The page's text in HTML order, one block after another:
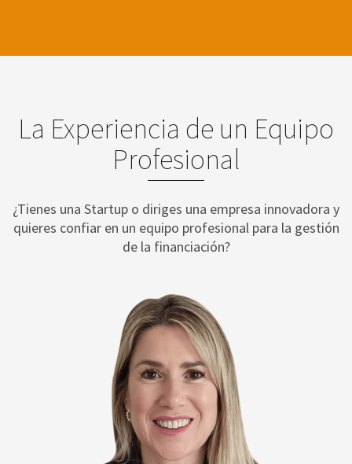
La Experiencia de un Equipo
Profesional
¿Tienes una Startup o diriges una empresa innovadora y
quieres confiar en un equipo profesional para la gestión
de la financiación?